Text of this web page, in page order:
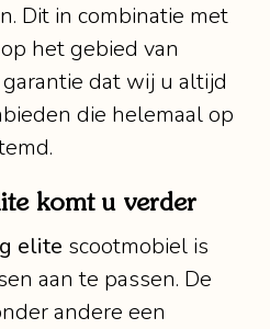
Dit in combinatie met
het gebied van
dat wij u altijd
die helemaal op
komt u verder
elite scootmobiel is
aan te passen. De
andere een